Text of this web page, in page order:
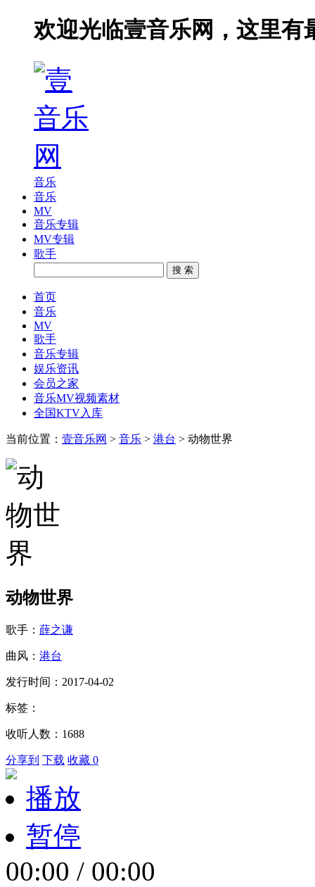
欢迎光临壹音乐网，这里有
音乐
音乐
MV
音乐专辑
MV专辑
歌手
搜 索
首页
音乐
MV
歌手
音乐专辑
娱乐资讯
会员之家
音乐MV视频素材
全国KTV入库
当前位置： 壹音乐网 > 音乐 > 港台 > 动物世界
动物世界
歌手： 薛之谦
曲风： 港台
发行时间：2017-04-02
标签：
收听人数：1688
分享到 下载 收藏 0
播放
暂停
00:00 / 00:00